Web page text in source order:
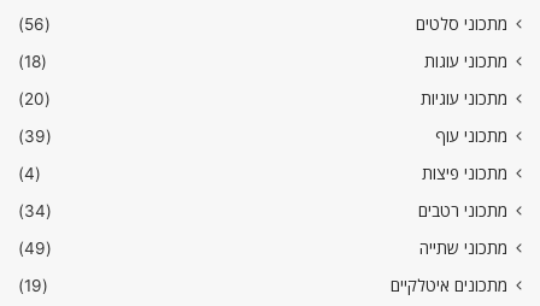
מתכוני סלטים
(56)
מתכוני עוגות
(18)
מתכוני עוגיות
(20)
מתכוני עוף
(39)
מתכוני פיצות
(4)
מתכוני רטבים
(34)
מתכוני שתייה
(49)
מתכונים איטלקיים
(19)